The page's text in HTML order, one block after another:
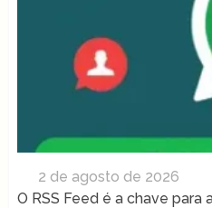
2 de agosto de 2026
O RSS Feed é a chave